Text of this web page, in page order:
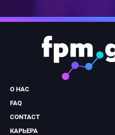
Footer
О НАС
FAQ
CONTACT
КАРЬЕРА